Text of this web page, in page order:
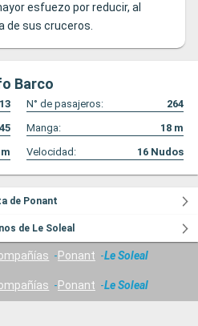
esfuezo por reducir, al
de sus cruceros.
Barco
N° de pasajeros:
264
Manga: 18 m
m Velocidad: 16 Nudos
de Ponant
de Le Soleal
Ponant Le Soleal
Ponant Le Soleal